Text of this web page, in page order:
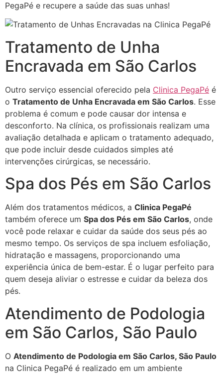
PegaPé e recupere a saúde das suas unhas!
Tratamento de Unha
Encravada em São Carlos
Outro serviço essencial oferecido pela Clinica PegaPé é
o Tratamento de Unha Encravada em São Carlos. Esse
problema é comum e pode causar dor intensa e
desconforto. Na clínica, os profissionais realizam uma
avaliação detalhada e aplicam o tratamento adequado,
que pode incluir desde cuidados simples até
intervenções cirúrgicas, se necessário.
Spa dos Pés em São Carlos
Além dos tratamentos médicos, a Clinica PegaPé
também oferece um Spa dos Pés em São Carlos, onde
você pode relaxar e cuidar da saúde dos seus pés ao
mesmo tempo. Os serviços de spa incluem esfoliação,
hidratação e massagens, proporcionando uma
experiência única de bem-estar. É o lugar perfeito para
quem deseja aliviar o estresse e cuidar da beleza dos
pés.
Atendimento de Podologia
em São Carlos, São Paulo
O Atendimento de Podologia em São Carlos, São Paulo
na Clinica PegaPé é realizado em um ambiente